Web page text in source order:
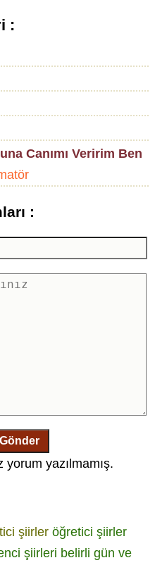
:
Canımı Veririm Ben
:
yazılmamış.
şiirler öğretici şiirler
şiirleri belirli gün ve